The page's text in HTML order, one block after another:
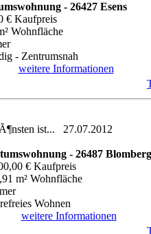
- 26427 Esens
€ Kaufpreis
Wohnfläche
- Zentrumsnah
weitere Informationen
ist... 27.07.2012
- 26487 Blomberg
€ Kaufpreis
m² Wohnfläche
Wohnen
weitere Informationen